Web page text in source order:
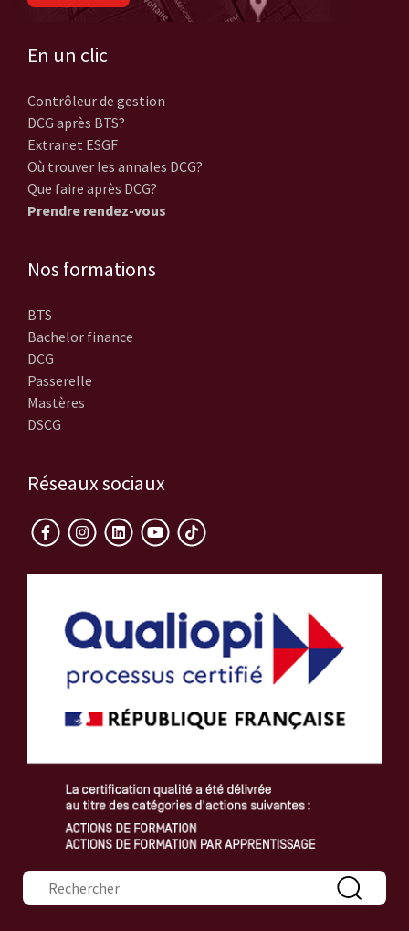
En un clic
Contrôleur de gestion
DCG après BTS?
Extranet ESGF
Où trouver les annales DCG?
Que faire après DCG?
Prendre rendez-vous
Nos formations
BTS
Bachelor finance
DCG
Passerelle
Mastères
DSCG
Réseaux sociaux
Formulaire de recherche